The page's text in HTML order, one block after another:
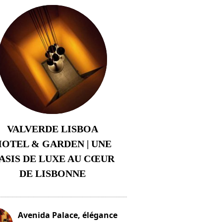
VALVERDE LISBOA
& GARDEN | UNE
DE LUXE AU CŒUR
DE LISBONNE
Avenida Palace, élégance